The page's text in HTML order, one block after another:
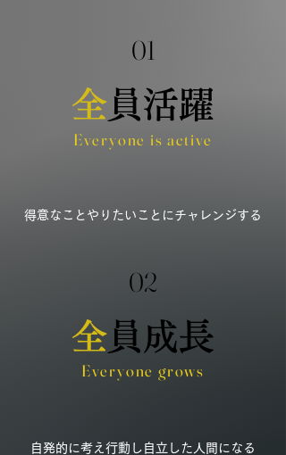
Everyone is active
​01
全員活躍
得意なことやりたいことにチャレンジする
全 員成長
02
Everyone grows
自発的に考え行動し自立した人間になる